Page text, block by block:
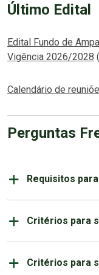
Último Edital
Edital Fundo de
Vigência 2026/2028 (
Calendário de
Perguntas
Requisitos
Critérios para
Critérios para